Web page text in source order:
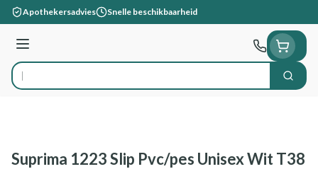
Ga naar de inhoud
Apothekersadvies Snelle beschikbaarheid
Menu
Product, merk, categorie... Zoek
Suprima 1223 Slip Pvc/pes Unisex Wit T38